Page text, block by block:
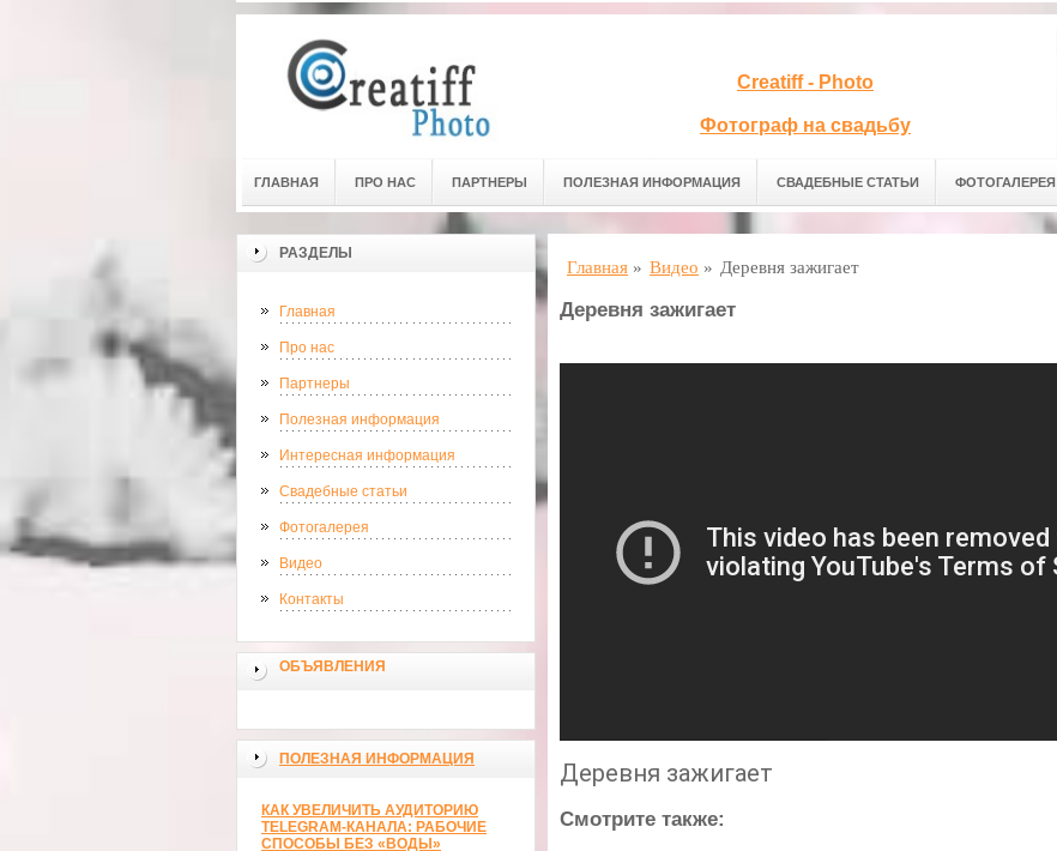
Creatiff - Photo
Фотограф на свадьбу
ГЛАВНАЯ ПРО НАС ПАРТНЕРЫ ПОЛЕЗНАЯ ИНФОРМАЦИЯ СВАДЕБНЫЕ СТАТЬИ ФОТОГАЛЕРЕЯ
РАЗДЕЛЫ
Главная
Про нас
Партнеры
Полезная информация
Интересная информация
Свадебные статьи
Фотогалерея
Видео
Контакты
ОБЪЯВЛЕНИЯ
ПОЛЕЗНАЯ ИНФОРМАЦИЯ
КАК УВЕЛИЧИТЬ АУДИТОРИЮ
TELEGRAM-КАНАЛА: РАБОЧИЕ
СПОСОБЫ БЕЗ «ВОДЫ»
Главная » Видео » Деревня зажигает
Деревня зажигает
Деревня зажигает
Смотрите также: